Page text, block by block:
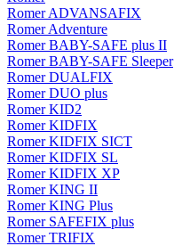
Romer ADVANSAFIX
Romer Adventure
Romer BABY-SAFE plus II
Romer BABY-SAFE Sleeper
Romer DUALFIX
Romer DUO plus
Romer KID2
Romer KIDFIX
Romer KIDFIX SICT
Romer KIDFIX SL
Romer KIDFIX XP
Romer KING II
Romer KING Plus
Romer SAFEFIX plus
Romer TRIFIX